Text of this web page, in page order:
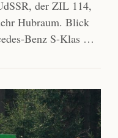
der ZIL 114,
Hubraum. Blick
Benz S-Klas …